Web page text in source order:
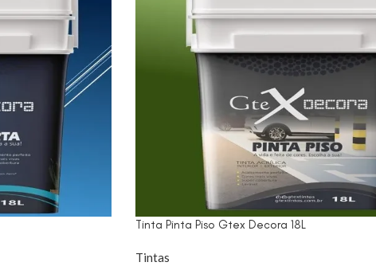
Tinta Pinta Piso Gtex Decora 18L
Tintas